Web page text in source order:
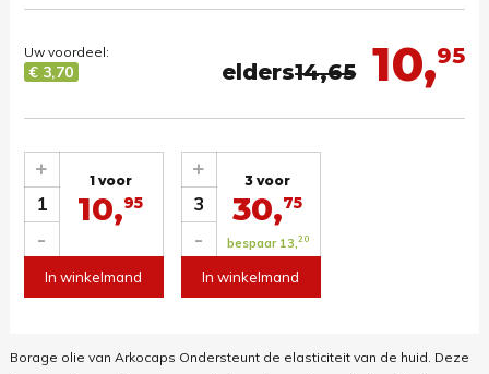
10,95
elders14,65
Uw voordeel:
€ 3,70
1
-
+ 1 voor
10,95
In winkelmand
3
-
+ 3 voor
30,75
bespaar 13,20
In winkelmand
Borage olie van Arkocaps Ondersteunt de elasticiteit van de huid. Deze